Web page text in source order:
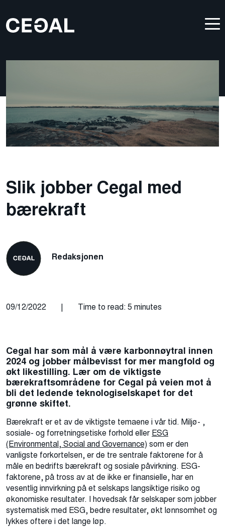
Slik jobber Cegal med
bærekraft
Redaksjonen
09/12/2022 | Time to read: 5 minutes
Cegal har som mål å være karbonnøytral innen
2024 og jobber målbevisst for mer mangfold og
økt likestilling. Lær om de viktigste
bærekraftsområdene for Cegal på veien mot å
bli det ledende teknologiselskapet for det
grønne skiftet.
Bærekraft er et av de viktigste temaene i vår tid. Miljø- ,
sosiale- og forretningsetiske forhold eller ESG
(Environmental, Social and Governance) som er den
vanligste forkortelsen, er de tre sentrale faktorene for å
måle en bedrifts bærekraft og sosiale påvirkning. ESG-
faktorene, på tross av at de ikke er finansielle, har en
vesentlig innvirkning på et selskaps langsiktige risiko og
økonomiske resultater. I hovedsak får selskaper som jobber
systematisk med ESG, bedre resultater, økt lønnsomhet og
lykkes oftere i det lange løp.